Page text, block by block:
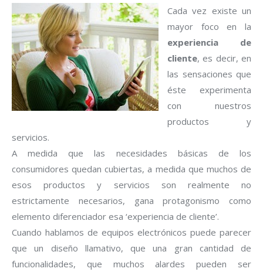
Cada vez existe un
mayor foco en la
experiencia de
cliente, es decir, en
las sensaciones que
éste experimenta
con nuestros
productos y
servicios.
A medida que las necesidades básicas de los
consumidores quedan cubiertas, a medida que muchos de
esos productos y servicios son realmente no
estrictamente necesarios, gana protagonismo como
elemento diferenciador esa ‘experiencia de cliente’.
Cuando hablamos de equipos electrónicos puede parecer
que un diseño llamativo, que una gran cantidad de
funcionalidades, que muchos alardes pueden ser